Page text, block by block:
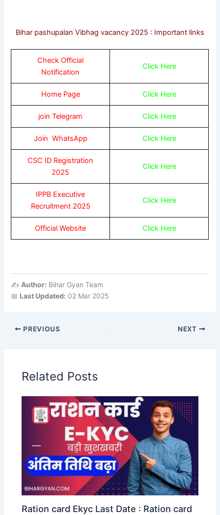
Bihar pashupalan Vibhag vacancy 2025 : Important links
Check Official
Notification
Click Here
Home Page Click Here
join Telegram Click Here
Join WhatsApp Click Here
CSC ID Registration
2025
Click Here
IPPB Executive
Recruitment 2025
Click Here
Official Website Click Here
✍️ Author: Bihar Gyan Team
📅 Last Updated: 02 Mar 2025
PREVIOUS NEXT
Related Posts
Ration card Ekyc Last Date : Ration card